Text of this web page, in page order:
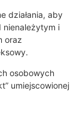
działania, aby
nienależytym i
oraz
osobowych
umiejscowionej